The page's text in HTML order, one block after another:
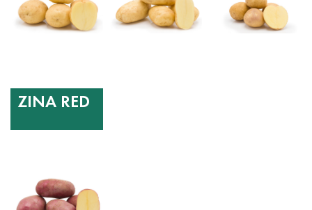
ZINA RED